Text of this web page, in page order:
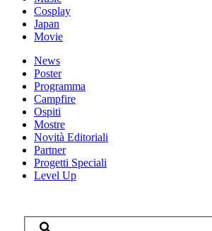
Cosplay
Japan
Movie
News
Poster
Programma
Campfire
Ospiti
Mostre
Novità Editoriali
Partner
Progetti Speciali
Level Up